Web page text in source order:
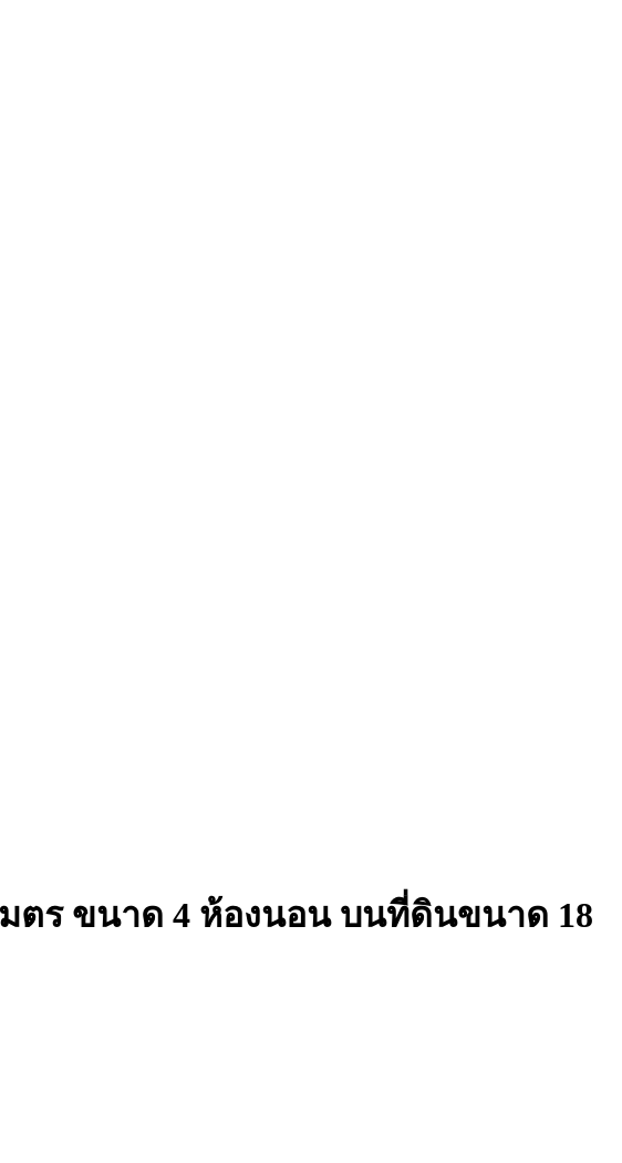
มตร ขนาด 4 ห้องนอน บนที่ดินขนาด 18